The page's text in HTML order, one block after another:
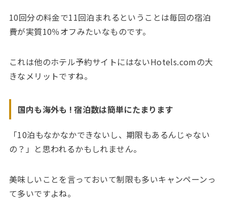
10回分の料金で11回泊まれるということは毎回の宿泊
費が実質10％オフみたいなものです。
これは他のホテル予約サイトにはないHotels.comの大
きなメリットですね。
国内も海外も ! 宿泊数は簡単にたまります
「10泊もなかなかできないし、期限もあるんじゃない
の？」と思われるかもしれません。
美味しいことを言っておいて制限も多いキャンペーンっ
て多いですよね。